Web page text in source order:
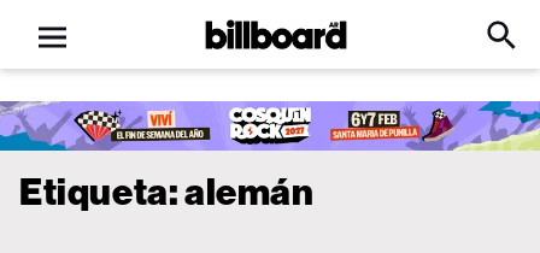
Open
menu
Billboard
Click
Input
Etiqueta:alemán